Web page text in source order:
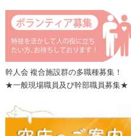
幹人会 複合施設群の多職種募集！
★一般現場職員及び幹部職員募集★